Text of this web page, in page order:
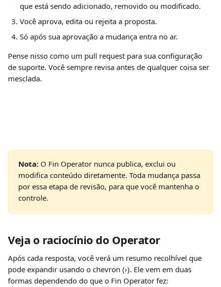
que está sendo adicionado, removido ou modificado.
Você aprova, edita ou rejeita a proposta.
Só após sua aprovação a mudança entra no ar.
Pense nisso como um pull request para sua configuração
de suporte. Você sempre revisa antes de qualquer coisa ser
mesclada.
Nota: O Fin Operator nunca publica, exclui ou
modifica conteúdo diretamente. Toda mudança passa
por essa etapa de revisão, para que você mantenha o
controle.
Veja o raciocínio do Operator
Após cada resposta, você verá um resumo recolhível que
pode expandir usando o chevron (›). Ele vem em duas
formas dependendo do que o Fin Operator fez: